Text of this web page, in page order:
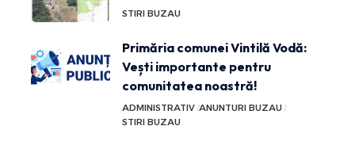
STIRI BUZAU
Primăria comunei Vintilă Vodă:
Vești importante pentru
comunitatea noastră!
ADMINISTRATIV ANUNTURI BUZAU
STIRI BUZAU